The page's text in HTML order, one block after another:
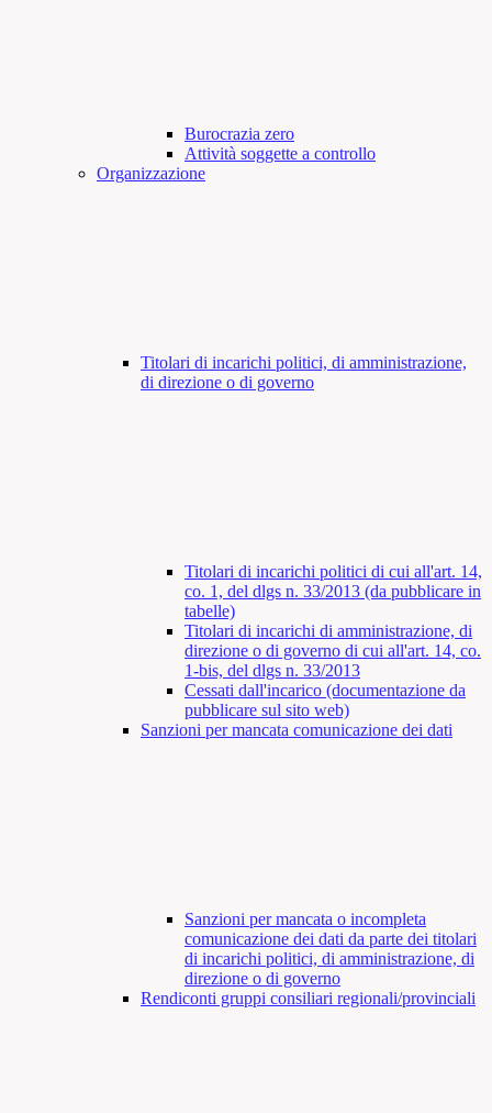
Burocrazia zero
Attività soggette a controllo
Organizzazione
Titolari di incarichi politici, di amministrazione,
di direzione o di governo
Titolari di incarichi politici di cui all'art. 14,
co. 1, del dlgs n. 33/2013 (da pubblicare in
tabelle)
Titolari di incarichi di amministrazione, di
direzione o di governo di cui all'art. 14, co.
1-bis, del dlgs n. 33/2013
Cessati dall'incarico (documentazione da
pubblicare sul sito web)
Sanzioni per mancata comunicazione dei dati
Sanzioni per mancata o incompleta
comunicazione dei dati da parte dei titolari
di incarichi politici, di amministrazione, di
direzione o di governo
Rendiconti gruppi consiliari regionali/provinciali